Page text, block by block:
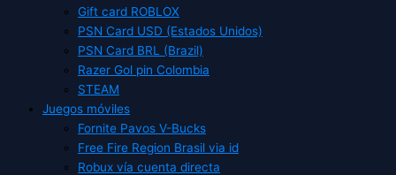
Gift card ROBLOX
PSN Card USD (Estados Unidos)
PSN Card BRL (Brazil)
Razer Gol pin Colombia
STEAM
Juegos móviles
Fornite Pavos V-Bucks
Free Fire Region Brasil via id
Robux vía cuenta directa